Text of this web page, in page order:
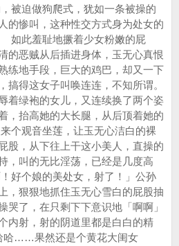
迫做狗爬式，犹如一条被操的
的惨叫，这种性交方式身为处女的
此羞耻地撅着少女粉嫩的屁
的恶贼从后插进身体，玉无心真恨
练地手段，巨大的鸡巴，却又一下
搞得这女子叫唤连连，不知所谓。
绿袍的女儿，又连续换了两个姿
，抬高她的大长腿，从后顶着她的
观音坐莲，让玉无心洁白的裸
股，从下往上干这小美人，直操的
，叫的无比淫荡，已经是几度高
个娘的美处女，射了！」公孙
，狠狠地抓住玉无心雪白的屁股抽
哭了，在只剩下下意识地「啊啊」
内射，射的阴道里都是白白的精
然还是个黄花大闺女